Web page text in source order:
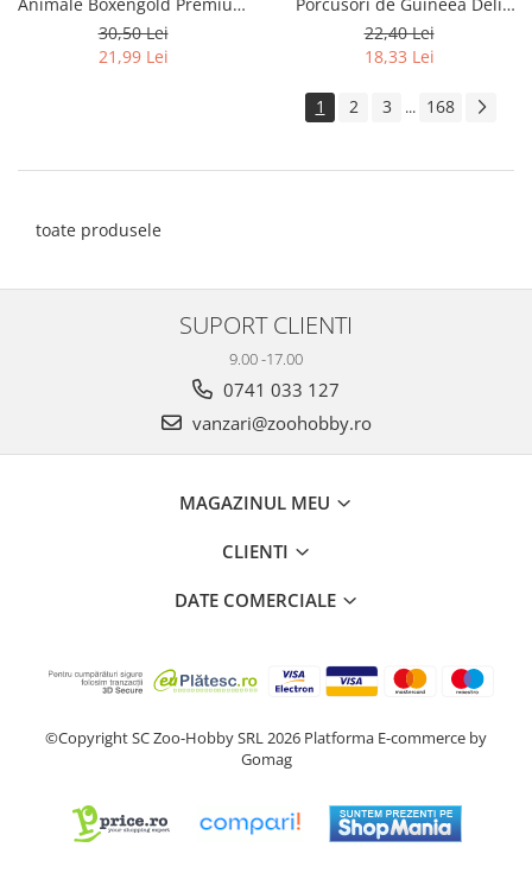
Animale Boxengold Premium
Ecostreu 4.5 kg
30,50 Lei
21,99 Lei
Porcusori de Guineea Deli
Nature Menu 750g
22,40 Lei
18,33 Lei
1 2 3 ... 168
toate produsele
SUPORT CLIENTI
9.00 -17.00
0741 033 127
vanzari@zoohobby.ro
MAGAZINUL MEU
CLIENTI
DATE COMERCIALE
©Copyright SC Zoo-Hobby SRL 2026 Platforma E-commerce by
Gomag